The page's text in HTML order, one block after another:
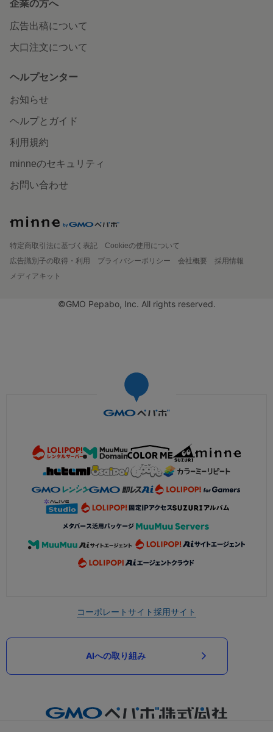
企業の方へ
広告出稿について
大口注文について
ヘルプセンター
お知らせ
ヘルプとガイド
利用規約
minneのセキュリティ
お問い合わせ
特定商取引法に基づく表記
Cookieの使用について
広告識別子の取得・利用
プライバシーポリシー 会社概要
採用情報
メディアキット
©GMO Pepabo, Inc. All rights reserved.
コーポレートサイト採用サイト
AIへの取り組み